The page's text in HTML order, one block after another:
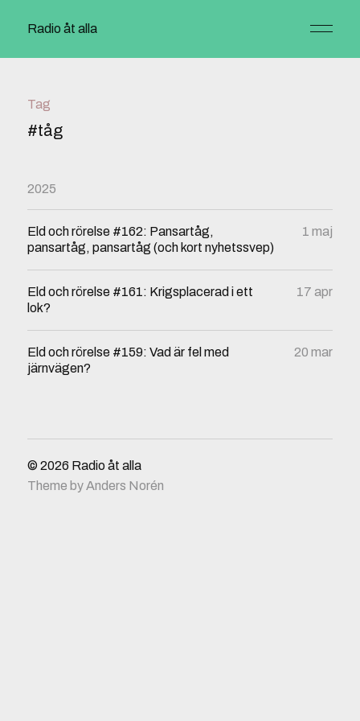
Radio åt alla
Tag
#tåg
2025
Eld och rörelse #162: Pansartåg,
pansartåg, pansartåg (och kort nyhetssvep)
1 maj
Eld och rörelse #161: Krigsplacerad i ett
lok?
17 apr
Eld och rörelse #159: Vad är fel med
järnvägen?
20 mar
© 2026 Radio åt alla
Theme byAnders Norén